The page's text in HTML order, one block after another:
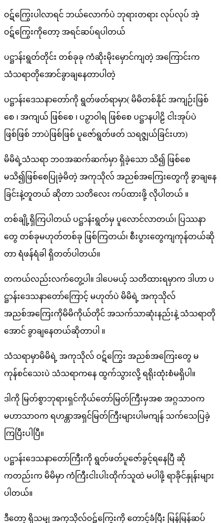
ဝဋ်ကြွေးပါလာရင် ဘယ်လောက်ပဲ ဘုရားတရား လုပ်လုပ် အဲ့
ဝဋ်ကြွေးကိုတော့ အရင်ဆပ်ရပါတယ်
ပဋ္ဌာန်းရွတ်တိုင်း တစ်ခုခု ကံဆိုးမိုးမှောင်ကျတဲ့ အကြောင်းက
သံသရာတိုအောင်ခွာချနေတာပါတဲ့
ပဋ္ဌာန်းဒေသနာတော်ကို ရွတ်ဖတ်ရာမှာ( မိမိတစ်နိုင် အကျဉ်းဖြစ်
စေ ၊ အကျယ် ဖြစ်စေ ၊ ပဉှာဝါရ ဖြစ်စေ ပဋ္ဌာနပါဠိ ငါးအုပ်ပဲ
ဖြစ်ဖြစ် ဘာပဲဖြစ်ဖြစ် ပူဇော်ရွတ်ဖတ် သရဇ္ဇျယ်ခြင်းဟာ)
မိမိရဲ့သံသရာ ဘဝအဆက်ဆက်မှာ ရှိခဲ့သော သိ၍ ဖြစ်စေ
မသိ၍ဖြစ်စေပြုခဲ့မိတဲ့ အကုသိုလ် အညစ်အကြေးတွေကို ခွာချနေ
ခြင်းနဲ့တူတယ် ဆိုတာ သတိလေး ကပ်ထားဖို့ လိုပါတယ် ။
တစ်ချို့ရှိကြပါတယ် ပဋ္ဌာန်းရွတ်မှ ပူလောင်လာတယ်၊ ပြဿနာ
တွေ တစ်ခုမဟုတ်တစ်ခု ဖြစ်ကြတယ်၊ စီးပွားတွေကျကုန်တယ်ဆို
တာ ရံဖန်ရံခါ ရှိတတ်ပါတယ်။
တကယ်လည်းလက်တွေ့ပါ။ ဒါပေမယ့် သတိထားရမှာက ဒါဟာ ပ
ဋ္ဌာန်းဒေသနာတော်ကြောင့် မဟုတ်ပဲ မိမိရဲ့ အကုသိုလ်
အညစ်အကြေးကိုမိမိကိုယ်တိုင် အသက်သာဆုံးနည်းနဲ့ သံသရာတို
အောင် ခွာချနေတယ်ဆိုတာပါ ။
သံသရာမှာမိမိရဲ့ အကုသိုလ် ဝဋ်ကြွေး အညစ်အကြေးတွေ မ
ကုန်စင်သေးပဲ သံသရာကနေ ထွက်သွားလို့ ရရိုးထုံးစံမရှိပါ။
ဒါကို မြတ်စွာဘုရားရှင်ကိုယ်တော်မြတ်ကြီးမှအစ အဂ္ဂသာဝက
မဟာသာဝက ရဟန္တာအရှင်မြတ်ကြီးများပါမကျန် သက်သေပြခဲ့
ကြပြီးပါပြီ။
ပဋ္ဌာန်းဒေသနာတော်ကြီးကို ရွတ်ဖတ်ပူဇော်ခွင့်ရနေပြီ ဆို
ကတည်းက မိမိမှာ ကံကြီးငါးပါးထိုက်သူထဲ မပါဖို့ ရာခိုင်နှုန်းများ
ပါတယ်။
ဒီတော့ ရှိသမျှ အကုသိုလ်ဝဋ်ကြွေးကို တောင့်ခံပြီး မြန်မြန်ဆပ်